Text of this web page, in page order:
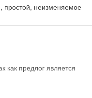
простой, неизменяемое
как предлог является